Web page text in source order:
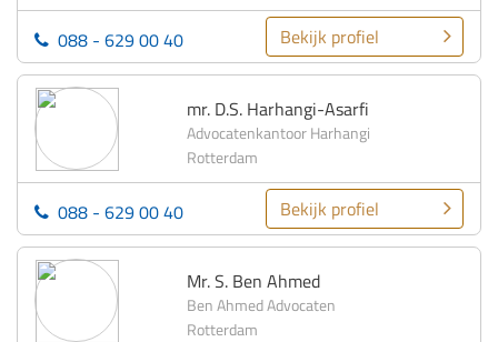
088 - 629 00 40 Bekijk profiel
mr. D.S. Harhangi-Asarfi
Advocatenkantoor Harhangi
Rotterdam
088 - 629 00 40 Bekijk profiel
Mr. S. Ben Ahmed
Ben Ahmed Advocaten
Rotterdam